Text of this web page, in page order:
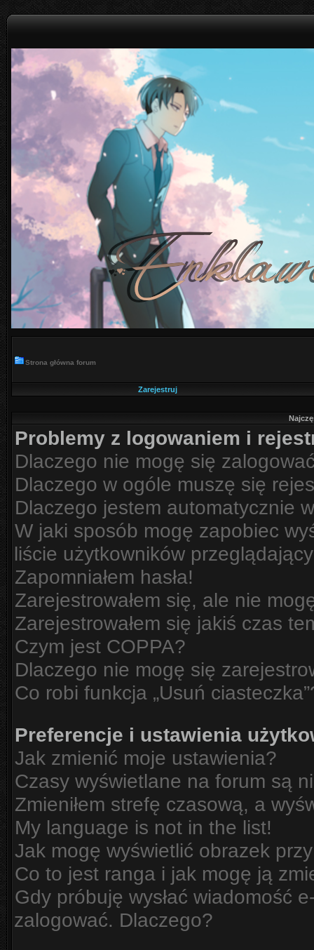
Strona główna forum
Zarejestruj
Problemy z logowaniem i
Dlaczego nie mogę się
Dlaczego w ogóle muszę się
Dlaczego jestem automatycznie
W jaki sposób mogę zapobiec
liście użytkowników
Zapomniałem hasła!
Zarejestrowałem się, ale nie
Zarejestrowałem się jakiś czas
Czym jest COPPA?
Dlaczego nie mogę się
Co robi funkcja „Usuń
Preferencje i ustawienia
Jak zmienić moje ustawienia?
Czasy wyświetlane na forum są
Zmieniłem strefę czasową, a
My language is not in the list!
Jak mogę wyświetlić obrazek
Co to jest ranga i jak mogę ją
Gdy próbuję wysłać wiadomość
zalogować. Dlaczego?